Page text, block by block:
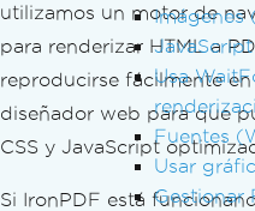
Imágenes
Usa
Fuentes
Usar
Gestionar
utilizamos un motor de
para renderizar HTML a
reproducirse fácilmente
diseñador web para que
CSS y JavaScript
Si IronPDF está